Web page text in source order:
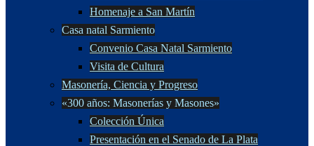
Homenaje a San Martín
Casa natal Sarmiento
Convenio Casa Natal Sarmiento
Visita de Cultura
Masonería, Ciencia y Progreso
«300 años: Masonerías y Masones»
Colección Única
Presentación en el Senado de La Plata